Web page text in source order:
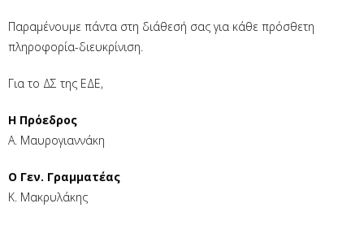
Παραμένουμε πάντα στη διάθεσή σας για κάθε πρόσθετη
πληροφορία-διευκρίνιση.
Για το ΔΣ της ΕΔΕ,
Η Πρόεδρος
Α. Μαυρογιαννάκη
Ο Γεν. Γραμματέας
Κ. Μακρυλάκης